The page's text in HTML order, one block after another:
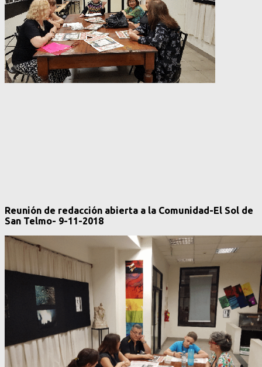
Reunión de redacción abierta a la Comunidad-El Sol de
San Telmo- 9-11-2018